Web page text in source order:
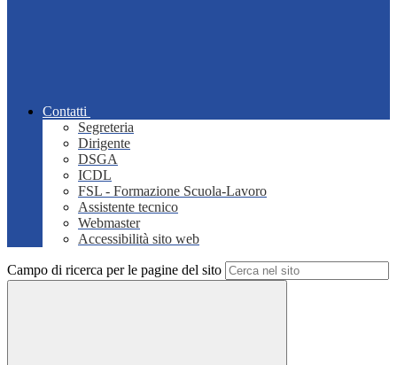
Contatti
Segreteria
Dirigente
DSGA
ICDL
FSL - Formazione Scuola-Lavoro
Assistente tecnico
Webmaster
Accessibilità sito web
Campo di ricerca per le pagine del sito